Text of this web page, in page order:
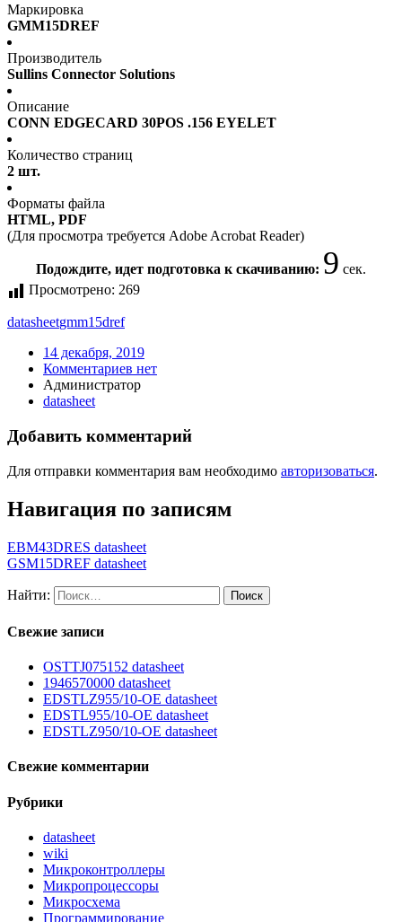
Маркировка
GMM15DREF
Производитель
Sullins Connector Solutions
Описание
CONN EDGECARD 30POS .156 EYELET
Количество страниц
2 шт.
Форматы файла
HTML, PDF
(Для просмотра требуется Adobe Acrobat Reader)
Подождите, идет подготовка к скачиванию: 9 сек.
Просмотрено: 269
datasheetgmm15dref
14 декабря, 2019
Комментариев нет
Администратор
datasheet
Добавить комментарий
Для отправки комментария вам необходимо авторизоваться.
Навигация по записям
EBM43DRES datasheet
GSM15DREF datasheet
Найти:
Свежие записи
OSTTJ075152 datasheet
1946570000 datasheet
EDSTLZ955/10-OE datasheet
EDSTL955/10-OE datasheet
EDSTLZ950/10-OE datasheet
Свежие комментарии
Рубрики
datasheet
wiki
Микроконтроллеры
Микропроцессоры
Микросхема
Программирование